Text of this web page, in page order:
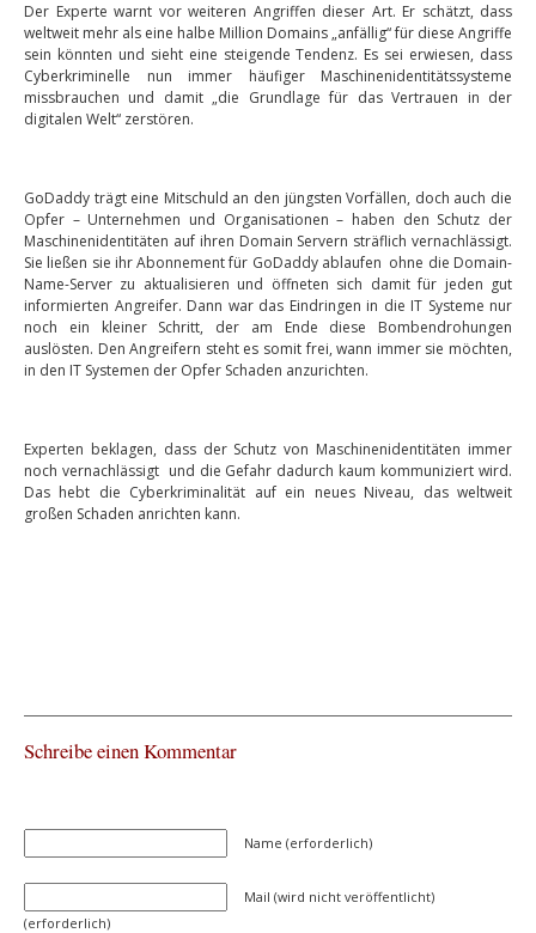
Der Experte warnt vor weiteren Angriffen dieser Art. Er schätzt, dass
weltweit mehr als eine halbe Million Domains „anfällig“ für diese Angriffe
sein könnten und sieht eine steigende Tendenz. Es sei erwiesen, dass
Cyberkriminelle nun immer häufiger Maschinenidentitätssysteme
missbrauchen und damit „die Grundlage für das Vertrauen in der
digitalen Welt“ zerstören.
GoDaddy trägt eine Mitschuld an den jüngsten Vorfällen, doch auch die
Opfer – Unternehmen und Organisationen – haben den Schutz der
Maschinenidentitäten auf ihren Domain Servern sträflich vernachlässigt.
Sie ließen sie ihr Abonnement für GoDaddy ablaufen ohne die Domain-
Name-Server zu aktualisieren und öffneten sich damit für jeden gut
informierten Angreifer. Dann war das Eindringen in die IT Systeme nur
noch ein kleiner Schritt, der am Ende diese Bombendrohungen
auslösten. Den Angreifern steht es somit frei, wann immer sie möchten,
in den IT Systemen der Opfer Schaden anzurichten.
Experten beklagen, dass der Schutz von Maschinenidentitäten immer
noch vernachlässigt und die Gefahr dadurch kaum kommuniziert wird.
Das hebt die Cyberkriminalität auf ein neues Niveau, das weltweit
großen Schaden anrichten kann.
Schreibe einen Kommentar
Name (erforderlich)
Mail (wird nicht veröffentlicht)
(erforderlich)